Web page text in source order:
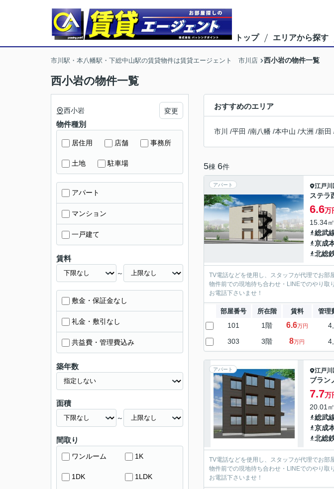
トップ エリアから探す
市川駅・本八幡駅・下総中山駅の賃貸物件は賃貸エージェント 市川店 西小岩の物件一覧
西小岩の物件一覧
おすすめのエリア
市川 /平田 /南八幡 /本中山 /大洲 /新田
5棟 6件
アパート 江戸川
ステラ
6.6万
15.34
総武
京成
北総
TV電話などを使用し、スタッフが代理でお部
物件前での現地待ち合わせ・LINEでのやり
お電話下さいませ！
部屋番号 所在階 賃料 管理
101 1階 6.6万円
303 3階 8万円
アパート 江戸川
ブラン
7.7万
20.01
総武
京成
北総
TV電話などを使用し、スタッフが代理でお部
物件前での現地待ち合わせ・LINEでのやり
お電話下さいませ！
西小岩 変更
物件種別
居住用 店舗 事務所
土地 駐車場
アパート
マンション
一戸建て
賃料
～
敷金・保証金なし
礼金・敷引なし
共益費・管理費込み
築年数
面積
～
間取り
ワンルーム 1K
1DK 1LDK